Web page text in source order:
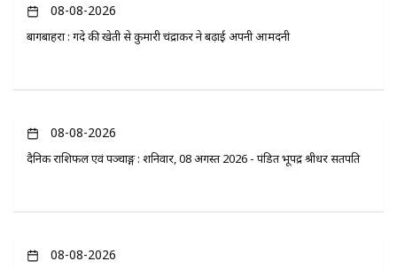
08-08-2026
बागबाहरा : गेंदे की खेती से कुमारी चंद्राकर ने बढ़ाई अपनी आमदनी
08-08-2026
दैनिक राशिफल एवं पञ्चाङ्ग : शनिवार, 08 अगस्त 2026 - पंडित भूपेंद्र श्रीधर सतपति
08-08-2026